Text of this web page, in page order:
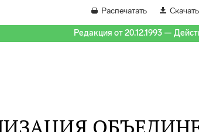
Распечатать Скачать
Редакция от 20.12.1993 —